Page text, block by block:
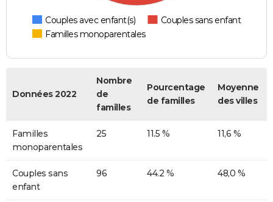
Couples avec enfant(s)
Couples sans enfant
Familles monoparentales
Données 2022
Nombre
de
familles
Pourcentage
de familles
Moyenne
des villes
Familles
monoparentales
25 11.5 % 11,6 %
Couples sans
enfant
96 44.2 % 48,0 %